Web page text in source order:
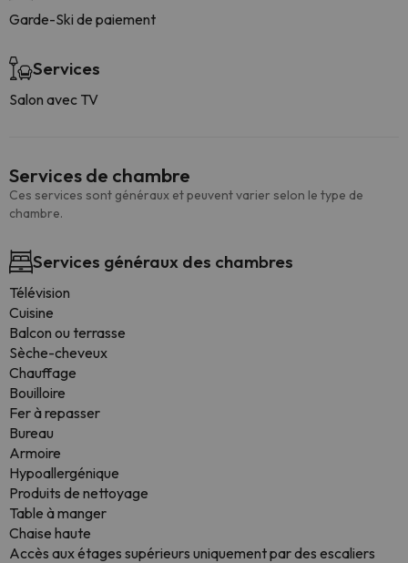
Garde-Ski de paiement
Services
Salon avec TV
Services de chambre
Ces services sont généraux et peuvent varier selon le type de
chambre.
Services généraux des chambres
Télévision
Cuisine
Balcon ou terrasse
Sèche-cheveux
Chauffage
Bouilloire
Fer à repasser
Bureau
Armoire
Hypoallergénique
Produits de nettoyage
Table à manger
Chaise haute
Accès aux étages supérieurs uniquement par des escaliers